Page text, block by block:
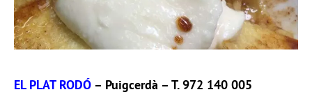
EL PLAT RODÓ – Puigcerdà – T. 972 140 005